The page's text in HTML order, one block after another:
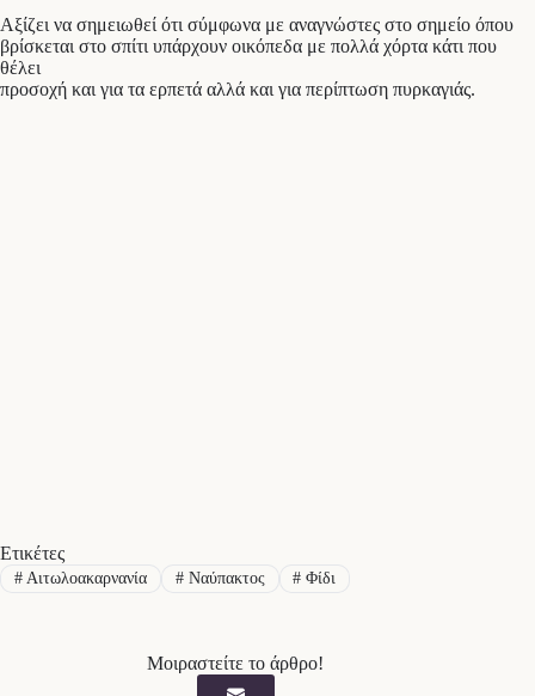
Αξίζει να σημειωθεί ότι σύμφωνα με αναγνώστες στο σημείο όπου
βρίσκεται στο σπίτι υπάρχουν οικόπεδα με πολλά χόρτα κάτι που
θέλει
προσοχή και για τα ερπετά αλλά και για περίπτωση πυρκαγιάς.
Ετικέτες
#Αιτωλοακαρνανία #Ναύπακτος # Φίδι
Μοιραστείτε το άρθρο!